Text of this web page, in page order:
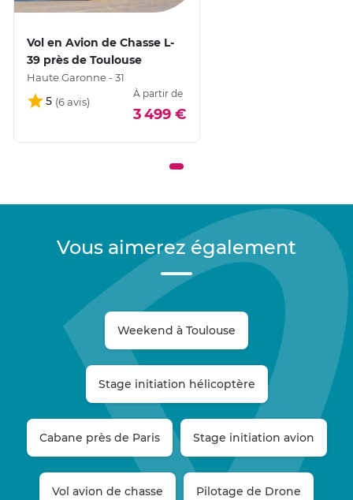
Vol en Avion de Chasse L-
39 près de Toulouse
Haute Garonne - 31
5
À partir de
3 499 €
Vous aimerez également
Weekend à Toulouse
Stage initiation hélicoptère
Cabane près de Paris Stage initiation avion
Vol avion de chasse Pilotage de Drone